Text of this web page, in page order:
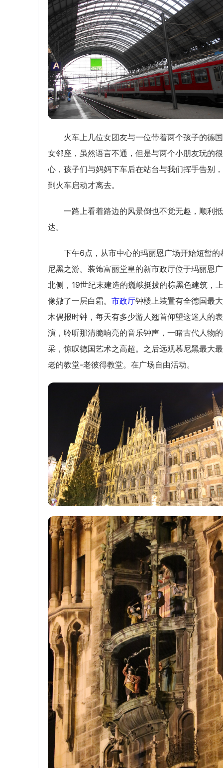
火车上几位女团友与一位带着两个孩子的德
女邻座，虽然语言不通，但是与两个小朋友玩的
心，孩子们与妈妈下车后在站台与我们挥手告别
到火车启动才离去。
一路上看着路边的风景倒也不觉无趣，顺利抵
达。
下午6点，从市中心的玛丽恩广场开始短暂的
尼黑之游。装饰富丽堂皇的新市政厅位于玛丽恩
北侧，19世纪末建造的巍峨挺拔的棕黑色建筑，
像撒了一层白霜。 市政厅钟楼上装置有全德国最
木偶报时钟，每天有多少游人翘首仰望这迷人的表
演，聆听那清脆响亮的音乐钟声，一睹古代人物
采，惊叹德国艺术之高超。之后远观慕尼黑最大
老的教堂-老彼得教堂。在广场自由活动。